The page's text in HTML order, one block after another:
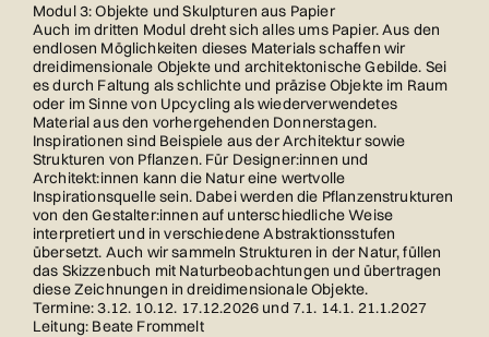
Modul 3: Objekte und Skulpturen aus Papier
Auch im dritten Modul dreht sich alles ums Papier. Aus den
endlosen Möglichkeiten dieses Materials schaffen wir
dreidimensionale Objekte und architektonische Gebilde. Sei
es durch Faltung als schlichte und präzise Objekte im Raum
oder im Sinne von Upcycling als wiederverwendetes
Material aus den vorhergehenden Donnerstagen.
Inspirationen sind Beispiele aus der Architektur sowie
Strukturen von Pflanzen. Für Designer:innen und
Architekt:innen kann die Natur eine wertvolle
Inspirationsquelle sein. Dabei werden die Pflanzenstrukturen
von den Gestalter:innen auf unterschiedliche Weise
interpretiert und in verschiedene Abstraktionsstufen
übersetzt. Auch wir sammeln Strukturen in der Natur, füllen
das Skizzenbuch mit Naturbeobachtungen und übertragen
diese Zeichnungen in dreidimensionale Objekte.
Termine: 3.12. 10.12. 17.12.2026 und 7.1. 14.1. 21.1.2027
Leitung: Beate Frommelt